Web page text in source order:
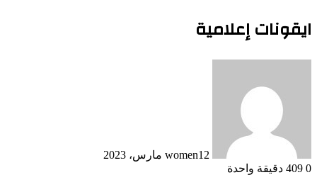
ايقونات إعلامية
women12 مارس، 2023
0
دقيقة واحدة